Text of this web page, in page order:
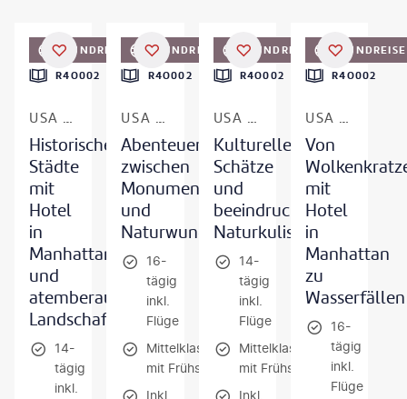
DEAL RUNDREISE
R4O002
USA & KANADA
Historische
Städte
mit
Hotel
in
Manhattan
und
atemberaubende
Landschaften
14-
tägig
inkl.
DEAL RUNDREISE
R4O002
USA & KANADA
Abenteuer
zwischen
Monumenten
und
Naturwundern
16-
tägig
inkl.
Flüge
Mittelklassehotels
mit Frühstück
Inkl.
RUNDREISE
R4O002
USA & KANADA
Kulturelle
Schätze
und
beeindruckende
Naturkulissen
14-
tägig
inkl.
Flüge
Mittelklassehotels
mit Frühstück
Inkl.
DEAL RUNDREISE
R4O002
USA & KANADA
Von
mit
Hotel
in
Manhattan
zu
Wasserfällen
16-
tägig
inkl.
Flüge